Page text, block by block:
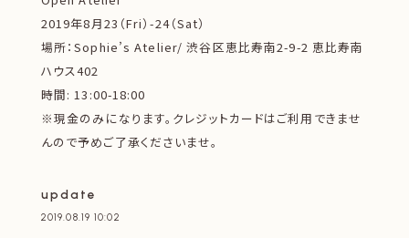
2019年8月23（Fri）-24（Sat）
場所：Sophie’s Atelier/ 渋谷区恵比寿南2-9-2 恵比寿南
ハウス402
時間: 13:00-18:00
※現金のみになります。クレジットカードはご利用できませ
んので予めご了承くださいませ。
update
2019.08.19 10:02